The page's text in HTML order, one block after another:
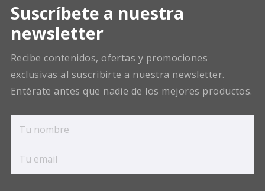
Suscríbete a nuestra
newsletter
Recibe contenidos, ofertas y promociones
exclusivas al suscribirte a nuestra newsletter.
Entérate antes que nadie de los mejores productos.